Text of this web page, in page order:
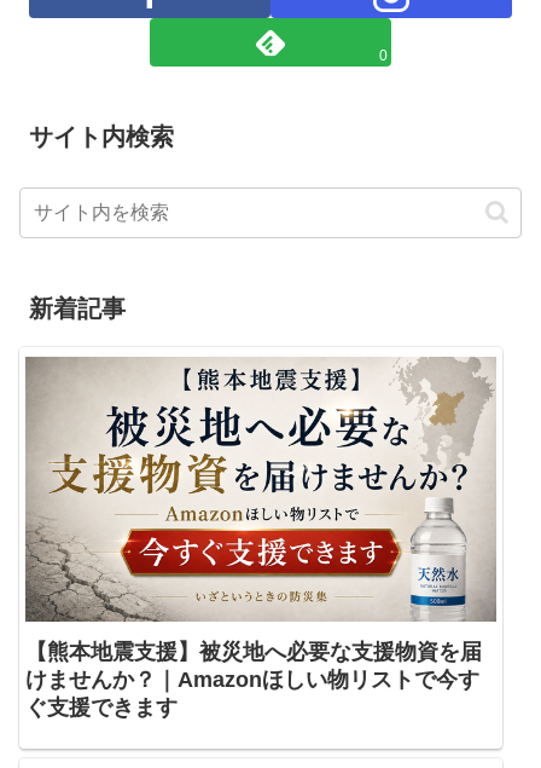
0
サイト内検索
新着記事
【熊本地震支援】被災地へ必要な支援物資を届
けませんか？｜Amazonほしい物リストで今す
ぐ支援できます